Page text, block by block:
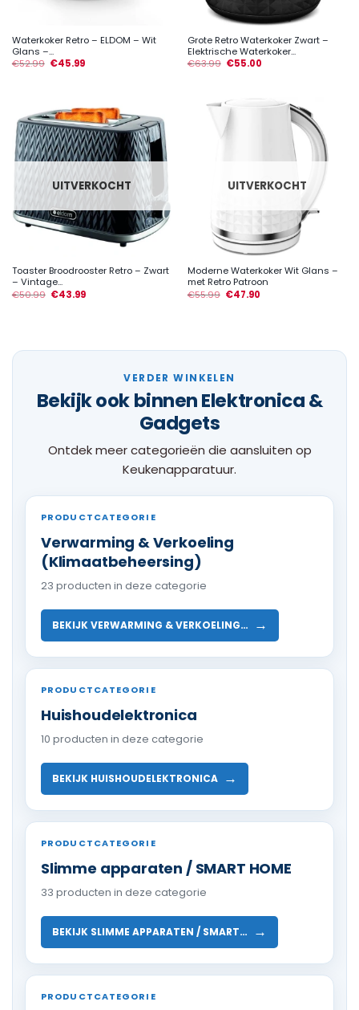
Waterkoker Retro – ELDOM – Wit
Glans –...
€52.99 €45.99
Grote Retro Waterkoker Zwart –
Elektrische Waterkoker...
€63.99 €55.00
UITVERKOCHT
Toaster Broodrooster Retro – Zwart
– Vintage...
€50.99 €43.99
UITVERKOCHT
Moderne Waterkoker Wit Glans –
met Retro Patroon
€55.99 €47.90
VERDER WINKELEN
Bekijk ook binnen Elektronica &
Gadgets
Ontdek meer categorieën die aansluiten op
Keukenapparatuur.
PRODUCTCATEGORIE
Verwarming & Verkoeling
(Klimaatbeheersing)
23 producten in deze categorie
BEKIJK VERWARMING & VERKOELING… →
PRODUCTCATEGORIE
Huishoudelektronica
10 producten in deze categorie
BEKIJK HUISHOUDELEKTRONICA →
PRODUCTCATEGORIE
Slimme apparaten / SMART HOME
33 producten in deze categorie
BEKIJK SLIMME APPARATEN / SMART… →
PRODUCTCATEGORIE